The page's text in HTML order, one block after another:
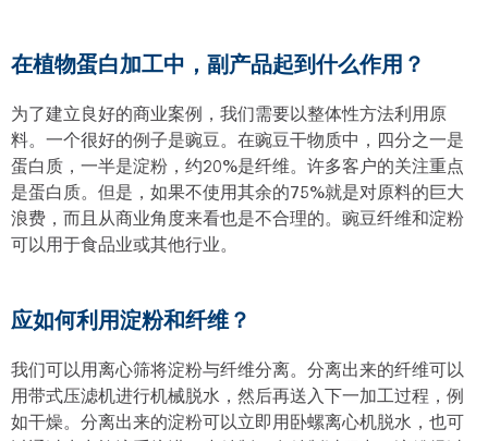
在植物蛋白加工中，副产品起到什么作用？
为了建立良好的商业案例，我们需要以整体性方法利用原
料。一个很好的例子是豌豆。在豌豆干物质中，四分之一是
蛋白质，一半是淀粉，约20%是纤维。许多客户的关注重点
是蛋白质。但是，如果不使用其余的75%就是对原料的巨大
浪费，而且从商业角度来看也是不合理的。豌豆纤维和淀粉
可以用于食品业或其他行业。
应如何利用淀粉和纤维？
我们可以用离心筛将淀粉与纤维分离。分离出来的纤维可以
用带式压滤机进行机械脱水，然后再送入下一加工过程，例
如干燥。分离出来的淀粉可以立即用卧螺离心机脱水，也可